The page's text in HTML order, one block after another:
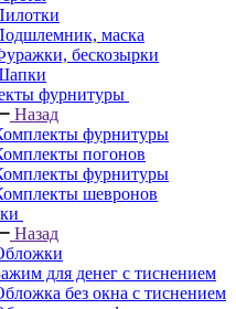
маска
бескозырки
фурнитуры
Назад
фурнитуры
погонов
фурнитуры
шевронов
Назад
для денег с тиснением
без окна с тиснением